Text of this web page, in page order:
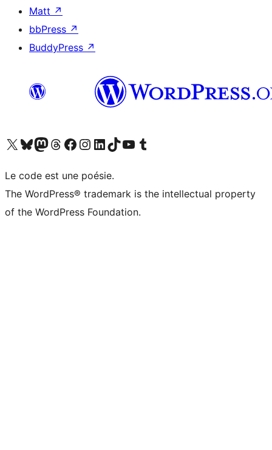
Matt ↗
bbPress ↗
BuddyPress ↗
Visitez notre compte X (précédemment Twitter)
Visiter notre compte Bluesky
Visiter notre compte Mastodon
Visiter notre compte Threads
Consulter notre compte Facebook
Consulter notre compte Instagram
Consulter notre compte LinkedIn
Visiter notre compte TokTok
Visiter notre chaîne YouTube
Visiter notre compte Tumblr
Le code est une poésie.
The WordPress® trademark is the intellectual property
of the WordPress Foundation.